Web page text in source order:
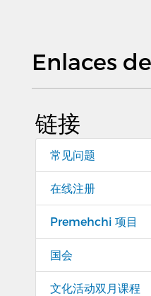
Enlaces
链接
常见问题
在线注册
Premehchi 项目
国会
文化活动双月课程